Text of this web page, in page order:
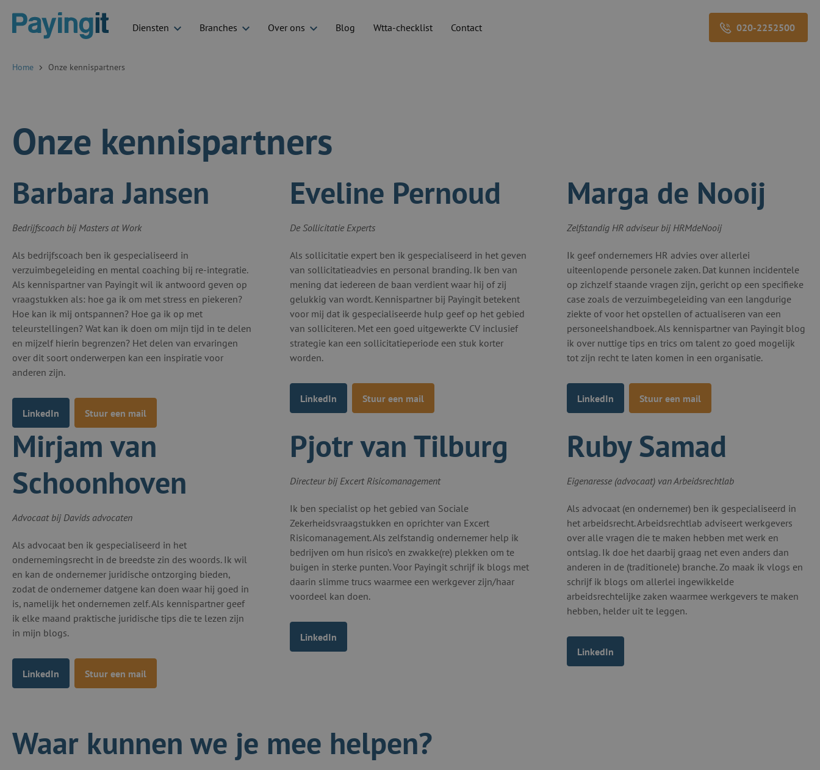
Diensten Branches Over ons Blog Wtta-checklist Contact 020-2252500
Home Onze kennispartners
Onze kennispartners
Barbara Jansen
Bedrijfscoach bij Masters at Work
Als bedrijfscoach ben ik gespecialiseerd in
verzuimbegeleiding en mental coaching bij re-integratie.
Als kennispartner van Payingit wil ik antwoord geven op
vraagstukken als: hoe ga ik om met stress en piekeren?
Hoe kan ik mij ontspannen? Hoe ga ik op met
teleurstellingen? Wat kan ik doen om mijn tijd in te delen
en mijzelf hierin begrenzen? Het delen van ervaringen
over dit soort onderwerpen kan een inspiratie voor
anderen zijn.
LinkedIn Stuur een mail
Eveline Pernoud
De Sollicitatie Experts
Als sollicitatie expert ben ik gespecialiseerd in het geven
van sollicitatieadvies en personal branding. Ik ben van
mening dat iedereen de baan verdient waar hij of zij
gelukkig van wordt. Kennispartner bij Payingit betekent
voor mij dat ik gespecialiseerde hulp geef op het gebied
van solliciteren. Met een goed uitgewerkte CV inclusief
strategie kan een sollicitatieperiode een stuk korter
worden.
LinkedIn Stuur een mail
Marga de Nooij
Zelfstandig HR adviseur bij HRMdeNooij
Ik geef ondernemers HR advies over allerlei
uiteenlopende personele zaken. Dat kunnen incidentele
op zichzelf staande vragen zijn, gericht op een specifieke
case zoals de verzuimbegeleiding van een langdurige
ziekte of voor het opstellen of actualiseren van een
personeelshandboek. Als kennispartner van Payingit blog
ik over nuttige tips en trics om talent zo goed mogelijk
tot zijn recht te laten komen in een organisatie.
LinkedIn Stuur een mail
Mirjam van
Schoonhoven
Advocaat bij Davids advocaten
Als advocaat ben ik gespecialiseerd in het
ondernemingsrecht in de breedste zin des woords. Ik wil
en kan de ondernemer juridische ontzorging bieden,
zodat de ondernemer datgene kan doen waar hij goed in
is, namelijk het ondernemen zelf. Als kennispartner geef
ik elke maand praktische juridische tips die te lezen zijn
in mijn blogs.
LinkedIn Stuur een mail
Pjotr van Tilburg
Directeur bij Excert Risicomanagement
Ik ben specialist op het gebied van Sociale
Zekerheidsvraagstukken en oprichter van Excert
Risicomanagement. Als zelfstandig ondernemer help ik
bedrijven om hun risico’s en zwakke(re) plekken om te
buigen in sterke punten. Voor Payingit schrijf ik blogs met
daarin slimme trucs waarmee een werkgever zijn/haar
voordeel kan doen.
LinkedIn
Ruby Samad
Eigenaresse (advocaat) van Arbeidsrechtlab
Als advocaat (en ondernemer) ben ik gespecialiseerd in
het arbeidsrecht. Arbeidsrechtlab adviseert werkgevers
over alle vragen die te maken hebben met werk en
ontslag. Ik doe het daarbij graag net even anders dan
anderen in de (traditionele) branche. Zo maak ik vlogs en
schrijf ik blogs om allerlei ingewikkelde
arbeidsrechtelijke zaken waarmee werkgevers te maken
hebben, helder uit te leggen.
LinkedIn
Waar kunnen we je mee helpen?